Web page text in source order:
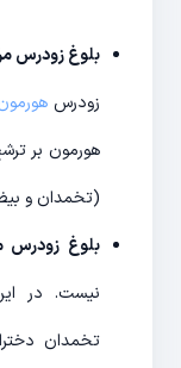
بلوغ زودرس
زودرس
هورمون بر
(تخمدان و
بلوغ
نیست. در
تخمدان